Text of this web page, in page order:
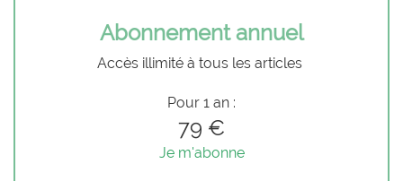
Abonnement annuel
Accès illimité à tous les articles
Pour 1 an :
79 €
Je m'abonne